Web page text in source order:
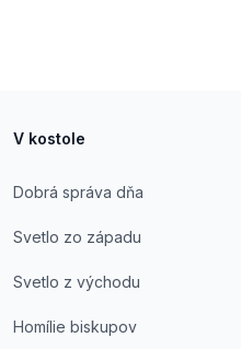
V kostole
Dobrá správa dňa
Svetlo zo západu
Svetlo z východu
Homílie biskupov